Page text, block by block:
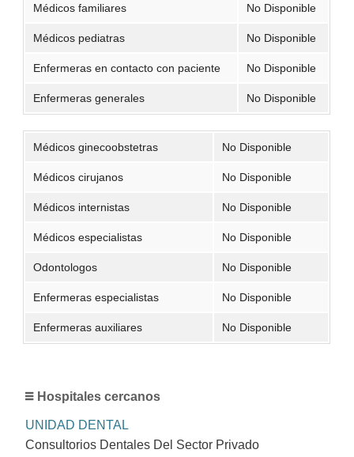
Médicos familiares No Disponible
Médicos pediatras No Disponible
Enfermeras en contacto con paciente No Disponible
Enfermeras generales No Disponible
Médicos ginecoobstetras No Disponible
Médicos cirujanos No Disponible
Médicos internistas No Disponible
Médicos especialistas No Disponible
Odontologos No Disponible
Enfermeras especialistas No Disponible
Enfermeras auxiliares No Disponible
Hospitales cercanos
UNIDAD DENTAL
Consultorios Dentales Del Sector Privado